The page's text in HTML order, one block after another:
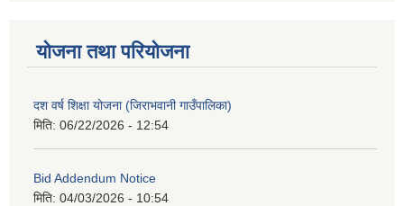
योजना तथा परियोजना
दश वर्ष शिक्षा योजना (जिराभवानी गाउँपालिका)
मिति: 06/22/2026 - 12:54
Bid Addendum Notice
मिति: 04/03/2026 - 10:54